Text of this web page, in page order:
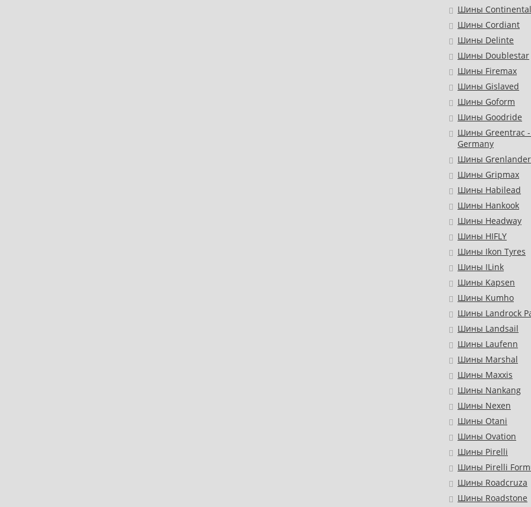
Шины Continental
Шины Cordiant
Шины Delinte
Шины Doublestar
Шины Firemax
Шины Gislaved
Шины Goform
Шины Goodride
Шины Greentrac
Germany
Шины Grenlander
Шины Gripmax
Шины Habilead
Шины Hankook
Шины Headway
Шины HIFLY
Шины Ikon Tyres
Шины ILink
Шины Kapsen
Шины Kumho
Шины Landrock
Шины Landsail
Шины Laufenn
Шины Marshal
Шины Maxxis
Шины Nankang
Шины Nexen
Шины Otani
Шины Ovation
Шины Pirelli
Шины Pirelli
Шины Roadcruza
Шины Roadstone